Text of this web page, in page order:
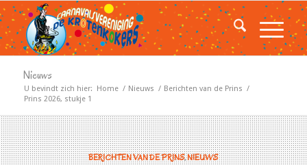
Nieuws
U bevindt zich hier: Home / Nieuws / Berichten van de Prins /
Prins 2026, stukje 1
BERICHTEN VAN DE PRINS,NIEUWS